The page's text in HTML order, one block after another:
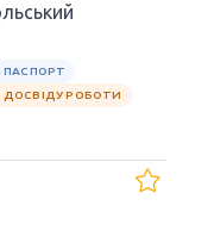
ПАСПОРТ
ДОСВІДУ РОБОТИ